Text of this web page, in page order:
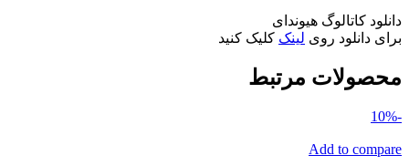
دانلود کاتالوگ هیوندای
برای دانلود روی لینک کلیک کنید
محصولات مرتبط
-10%
Add to compare